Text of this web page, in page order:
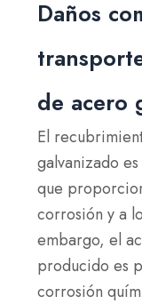
Daños
de acero
El
galvanizado
que
corrosión y a
embargo, el
producido es
corrosión